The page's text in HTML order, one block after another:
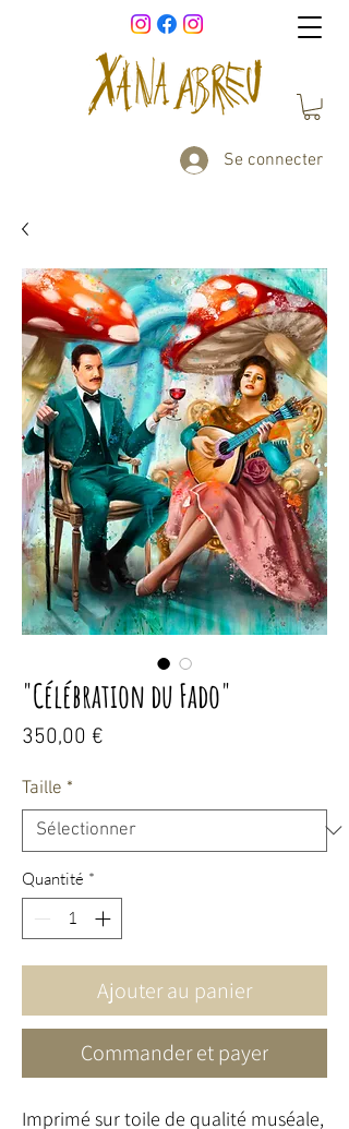
Se connecter
"Célébration du Fado"
350,00 €
Taille *
Quantité *
Ajouter au panier
Commander et payer
Imprimé sur toile de qualité muséale,